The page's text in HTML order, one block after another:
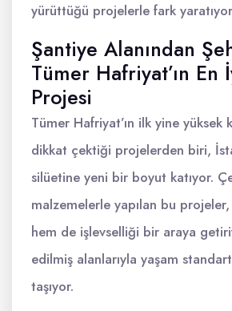
yürüttüğü projelerle fark
Şantiye Alanından
Tümer Hafriyat’ın En
Projesi
Tümer Hafriyat’ın ilk yine yüksek
dikkat çektiği projelerden biri,
silüetine yeni bir boyut katıyor.
malzemelerle yapılan bu
hem de işlevselliği bir araya
edilmiş alanlarıyla yaşam
taşıyor.